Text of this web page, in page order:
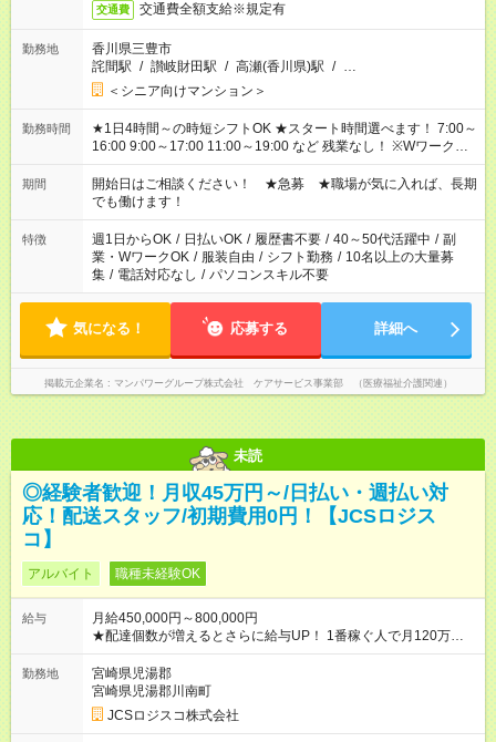
交通費 交通費全額支給※規定有
勤務地
香川県三豊市
詫間駅 / 讃岐財田駅 / 高瀬(香川県)駅 / …
＜シニア向けマンション＞
勤務時間
★1日4時間～の時短シフトOK ★スタート時間選べます！ 7:00～
16:00 9:00～17:00 11:00～19:00 など 残業なし！ ※Wワークの
場合、他のお仕事と合わせ週40時間超の就業はご案内できませ
ん ※法令に基づき、週20時間以上勤務は社会保険への加入対象
となります ※労働者派遣法（日雇い派遣の原則禁止）により、
短時間・短期間の就業はご案内が難しい場合があります
期間
開始日はご相談ください！ ★急募 ★職場が気に入れば、長期
でも働けます！
特徴 週1日からOK / 日払いOK / 履歴書不要 / 40～50代活躍中 / 副
業・WワークOK / 服装自由 / シフト勤務 / 10名以上の大量募
集 / 電話対応なし / パソコンスキル不要
気になる！ 応募する 詳細へ
掲載元企業名 マンパワーグループ株式会社 ケアサービス事業部 （医療福祉介護関連）
未読
◎経験者歓迎！月収45万円～/日払い・週払い対
応！配送スタッフ/初期費用0円！【JCSロジス
コ】
アルバイト 職種未経験OK
給与
月給450,000円～800,000円
★配達個数が増えるとさらに給与UP！ 1番稼ぐ人で月120万ほ
ど！ ・主要都市エリア 月収55万円／週5日稼働 月収65万~112
万円／週6日稼働 ・地方郊外エリア 月収40万円／週5日稼働 月
収40万円~50万円／週6日稼働 ＜モデルイメージ＞ ■月収50万
円 (27歳男性/江東区在住)※元建築関係 1日150個配達×25日勤務
(日休み) ■月収80万円(43歳男性/墨田区在住)※元営業 1日200個
勤務地
宮崎県児湯郡
宮崎県児湯郡川南町
JCSロジスコ株式会社